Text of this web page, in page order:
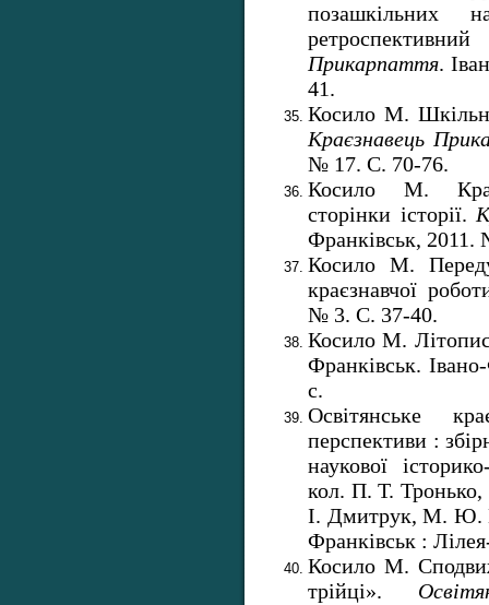
позашкільних
Прикарпаття.
41.
Косило М.
Краєзнавець
№ 17. С. 70-76.
Косило М.
сторінки історії.
Франківськ,
Косило М.
краєзнавчої
№ 3. С. 37-40.
Косило М. Літопис
Франківськ.
с.
Освітянське
перспективи :
наукової
кол. П. Т.
І. Дмитрук, М. Ю.
Франківськ :
Косило М.
трійці».